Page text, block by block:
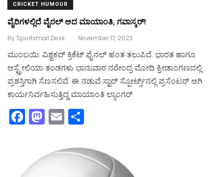
CRICKET HUMOUR
ವೈರಿಗಳಲ್ಲಿದೆ ವೈರಲ್‌ ಆದ ಮಾಯಾಂತಿ, ಗವಾಸ್ಕರ್‌!
By Sportsmail Desk . November 17, 2023
ಮುಂಬಯಿ: ವಿಶ್ವಕಪ್‌ ಕ್ರಿಕೆಟ್‌ ಫೈನಲ್‌ ಹಂತ ತಲುಪಿದೆ. ಭಾರತ ಹಾಗೂ
ಆಸ್ಟ್ರೇಲಿಯಾ ತಂಡಗಳು ಭಾನುವಾರ ನರೇಂದ್ರ ಮೋದಿ ಕ್ರೀಡಾಂಗಣದಲ್ಲಿ
ಪ್ರಶಸ್ತಿಗಾಗಿ ಸೆಣಸಲಿವೆ. ಈ ನಡುವೆ ಸ್ಟಾರ್‌ ಸ್ಪೋರ್ಟ್ಸ್‌ನಲ್ಲಿ ಪ್ರಸೆಂಟರ್‌ ಆಗಿ
ಕಾರ್ಯನಿರ್ವಹಿಸುತ್ತಿದ್ದ ಮಾಯಾಂತಿ ಲ್ಯಾಂಗರ್‌
F
a
e
M
a
st
o
E
m
ai ar
e